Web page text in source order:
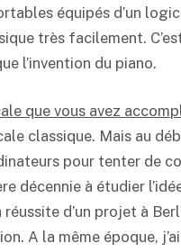
équipés d’un
très facilement.
l’invention du piano.
que vous avez
classique. Mais au
pour tenter de
décennie à étudier
d’un projet à
A la même époque,